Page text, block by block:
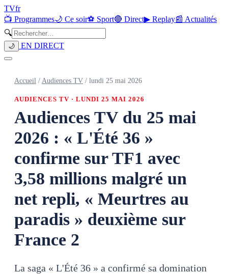
TVfr
📺 Programmes🌙 Ce soir⚽ Sport🔴 Direct▶ Replay📰 Actualités
🔍
🌙 EN DIRECT
Accueil / Audiences TV / lundi 25 mai 2026
AUDIENCES TV · LUNDI 25 MAI 2026
Audiences TV du 25 mai
2026 : « L'Été 36 »
confirme sur TF1 avec
3,58 millions malgré un
net repli, « Meurtres au
paradis » deuxième sur
France 2
La saga « L'Été 36 » a confirmé sa domination